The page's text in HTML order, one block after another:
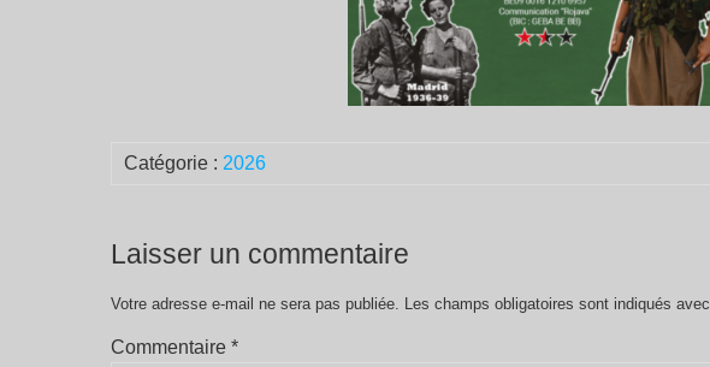
Catégorie : 2026
Laisser un commentaire
Votre adresse e-mail ne sera pas publiée. Les champs obligatoires sont indiqués avec
Commentaire *